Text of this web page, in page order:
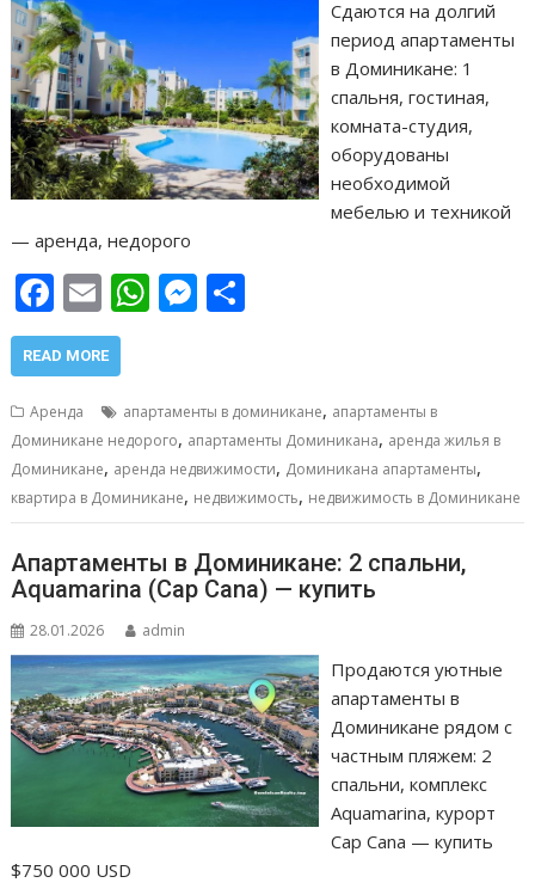
Сдаются на долгий
период апартаменты
в Доминикане: 1
спальня, гостиная,
комната-студия,
оборудованы
необходимой
мебелью и техникой
— аренда, недорого
F
ac
e
b
o
o
k
E
m
ai
l
W
s
A
p
p
M
e
n
g
er
р
а
в
и
т
ь
READ MORE
Аренда апартаменты в доминикане, апартаменты в
Доминикане недорого, апартаменты Доминикана, аренда жилья в
Доминикане, аренда недвижимости, Доминикана апартаменты,
квартира в Доминикане, недвижимость, недвижимость в Доминикане
Апартаменты в Доминикане: 2 спальни,
Aquamarina (Cap Cana) — купить
28.01.2026 admin
Продаются уютные
апартаменты в
Доминикане рядом с
частным пляжем: 2
спальни, комплекс
Aquamarina, курорт
Cap Cana — купить
$750 000 USD